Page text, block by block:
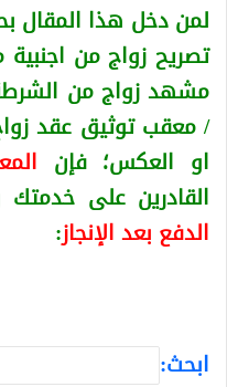
لمن دخل هذا المقال
تصريح زواج من اجنبية
مشهد زواج من
/ معقب توثيق عقد
او العكس؛ فإن
القادرين على خدمتك
الدفع بعد الإنجاز:
ابحث: